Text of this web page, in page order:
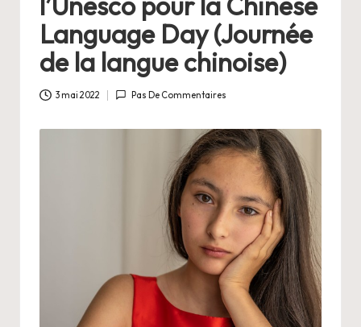
n
g
e
Language Day (Journée
de la langue chinoise)
3 mai 2022 Pas De Commentaires